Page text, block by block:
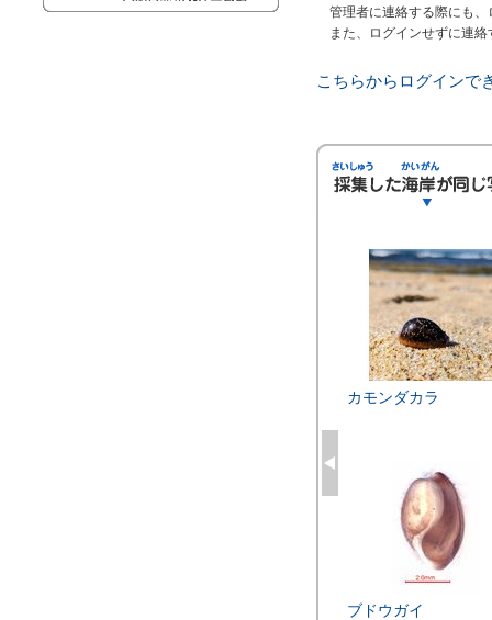
管理者に連絡する際にも、
また、ログインせずに連絡
こちらからログインで
カモンダカラ
ブドウガイ